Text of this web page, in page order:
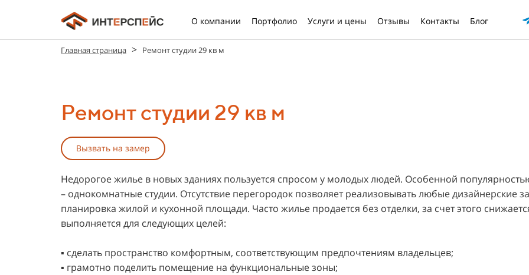
О компании Портфолио Услуги и цены Отзывы Контакты Блог
Главная страница > Ремонт студии 29 кв м
Ремонт студии 29 кв м
Вызвать на замер
Недорогое жилье в новых зданиях пользуется спросом у молодых людей. Особенной
– однокомнатные студии. Отсутствие перегородок позволяет реализовывать любые дизайнерские
планировка жилой и кухонной площади. Часто жилье продается без отделки, за счет этого
выполняется для следующих целей:
▪️ сделать пространство комфортным, соответствующим предпочтениям владельцев;
▪️ грамотно поделить помещение на функциональные зоны;